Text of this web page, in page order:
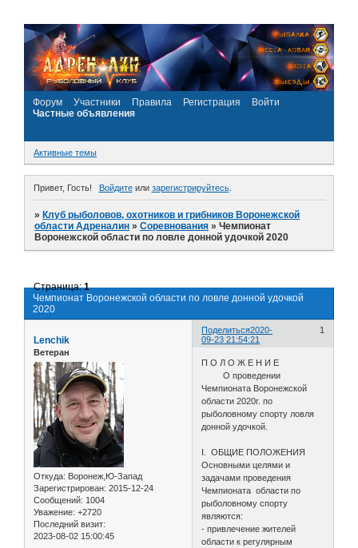
Форум Участники Правила Регистрация
Войти
Частные объявления
Активные темы
Привет, Гость! Войдитеили зарегистрируйтесь.
»Клуб рыболовов, охотников и грибников Воронежской
области Адреналин »Соревнования »Чемпионат
Воронежской области по ловле донной удочкой 2020
Чемпионат Воронежской области по ловле донной удочкой
2020
Страница:1
Поделиться 1
2020-
09-23 21:54:21
Lenchik
Ветеран
Откуда: Воронеж,Ю-Запад
Зарегистрирован: 2015-12-24
Сообщений: 1004
Уважение: +2720
Последний визит:
2023-08-02 15:00:45
П О Л О Ж Е Н И Е
О проведении
Чемпионата Воронежской
области 2020г. по
рыболовному спорту ловля
донной удочкой.
I. ОБЩИЕ ПОЛОЖЕНИЯ
Основными целями и
задачами проведения
Чемпионата области по
рыболовному спорту
являются:
- привлечение жителей
области к регулярным